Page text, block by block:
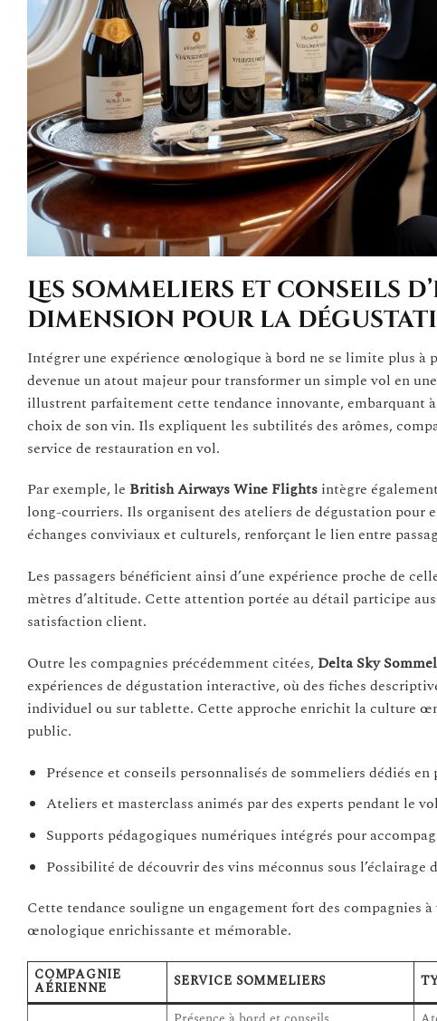
Les sommeliers et conseils
dimension pour la
Intégrer une expérience œnologique à bord ne se limite plus à
devenue un atout majeur pour transformer un simple vol en
illustrent parfaitement cette tendance innovante, embarquant
choix de son vin. Ils expliquent les subtilités des arômes,
service de restauration en vol.
Par exemple, le British Airways Wine Flights intègre
long-courriers. Ils organisent des ateliers de dégustation pour
échanges conviviaux et culturels, renforçant le lien entre
Les passagers bénéficient ainsi d’une expérience proche de
mètres d’altitude. Cette attention portée au détail participe
satisfaction client.
Outre les compagnies précédemment citées, Delta Sky
expériences de dégustation interactive, où des fiches
individuel ou sur tablette. Cette approche enrichit la culture
public.
Présence et conseils personnalisés de sommeliers dédiés
Ateliers et masterclass animés par des experts pendant le
Supports pédagogiques numériques intégrés pour
Possibilité de découvrir des vins méconnus sous l’éclairage
Cette tendance souligne un engagement fort des compagnies
œnologique enrichissante et mémorable.
COMPAGNIE
AÉRIENNE SERVICE SOMMELIERS